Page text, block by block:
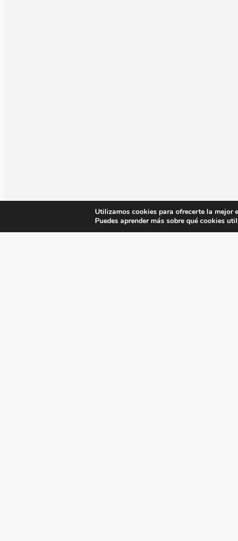
Utilizamos cookies para ofrecerte la mejor
Puedes aprender más sobre qué cookies